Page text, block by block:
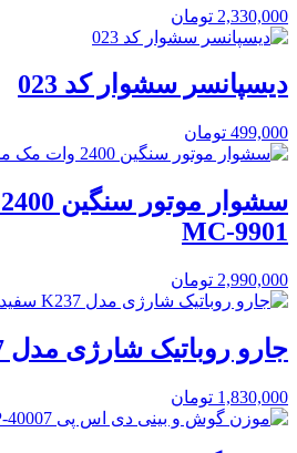
2,330,000 تومان
دیسپانسر سشوار کد 023
499,000 تومان
MC-9901
2,990,000 تومان
جارو روباتیک شارژی مدل K237 سفید
1,830,000 تومان